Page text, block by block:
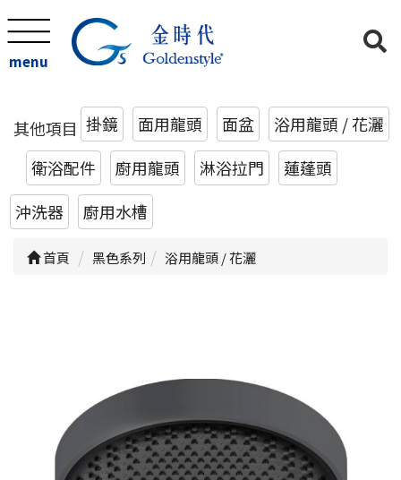
menu
其他項目 掛鏡 面用龍頭 面盆
浴用龍頭 / 花灑
衛浴配件
廚用龍頭 淋浴拉門
蓮蓬頭
沖洗器
廚用水槽
首頁 黑色系列 浴用龍頭 / 花灑